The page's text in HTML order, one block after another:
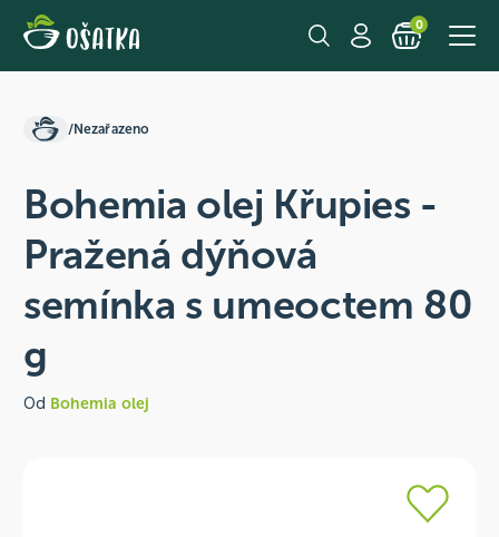
0
/Nezařazeno
Bohemia olej Křupies -
Pražená dýňová
semínka s umeoctem 80
g
Od Bohemia olej